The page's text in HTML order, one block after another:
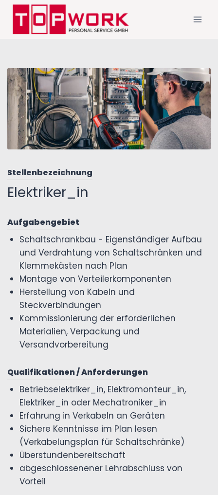
Stellenbezeichnung
Elektriker_in
Aufgabengebiet
Schaltschrankbau - Eigenständiger Aufbau
und Verdrahtung von Schaltschränken und
Klemmekästen nach Plan
Montage von Verteilerkomponenten
Herstellung von Kabeln und
Steckverbindungen
Kommissionierung der erforderlichen
Materialien, Verpackung und
Versandvorbereitung
Qualifikationen / Anforderungen
Betriebselektriker_in, Elektromonteur_in,
Elektriker_in oder Mechatroniker_in
Erfahrung in Verkabeln an Geräten
Sichere Kenntnisse im Plan lesen
(Verkabelungsplan für Schaltschränke)
Überstundenbereitschaft
abgeschlossenener Lehrabschluss von
Vorteil